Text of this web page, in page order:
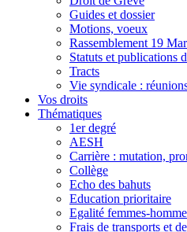
Guides et dossier
Motions, voeux
Rassemblement 19
Statuts et publications
Tracts
Vie syndicale :
Vos droits
Thématiques
1er degré
AESH
Carrière : mutation,
Collège
Echo des bahuts
Education prioritaire
Egalité femmes-
Frais de transports et